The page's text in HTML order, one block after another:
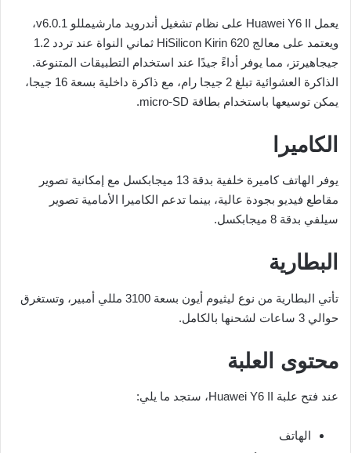
يعمل Huawei Y6 II على نظام تشغيل أندرويد مارشيمللو v6.0.1،
ويعتمد على معالج HiSilicon Kirin 620 ثماني النواة عند تردد 1.2
جيجاهيرتز، مما يوفر أداءً جيدًا عند استخدام التطبيقات المتنوعة.
الذاكرة العشوائية تبلغ 2 جيجا رام، مع ذاكرة داخلية بسعة 16 جيجا،
يمكن توسيعها باستخدام بطاقة micro-SD.
الكاميرا
يوفر الهاتف كاميرة خلفية بدقة 13 ميجابكسل مع إمكانية تصوير
مقاطع فيديو بجودة عالية، بينما تدعم الكاميرا الأمامية تصوير
سيلفي بدقة 8 ميجابكسل.
البطارية
تأتي البطارية من نوع ليثيوم أيون بسعة 3100 مللي أمبير، وتستغرق
حوالي 3 ساعات لشحنها بالكامل.
محتوى العلبة
عند فتح علبة Huawei Y6 II، ستجد ما يلي:
الهاتف